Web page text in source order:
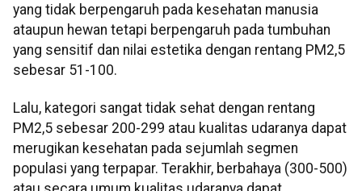
yang tidak berpengaruh pada kesehatan manusia
ataupun hewan tetapi berpengaruh pada tumbuhan
yang sensitif dan nilai estetika dengan rentang PM2,5
sebesar 51-100.
Lalu, kategori sangat tidak sehat dengan rentang
PM2,5 sebesar 200-299 atau kualitas udaranya dapat
merugikan kesehatan pada sejumlah segmen
populasi yang terpapar. Terakhir, berbahaya (300-500)